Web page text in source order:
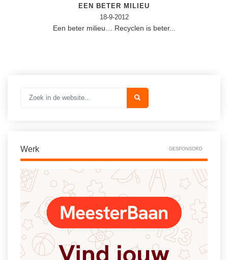
EEN BETER MILIEU
18-9-2012
Een beter milieu… Recyclen is beter...
Werk GESPONSORD